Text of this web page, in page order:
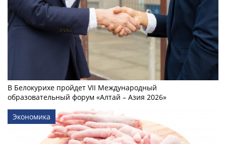
В Белокурихе пройдет VII Международный
образовательный форум «Алтай – Азия 2026»
Экономика